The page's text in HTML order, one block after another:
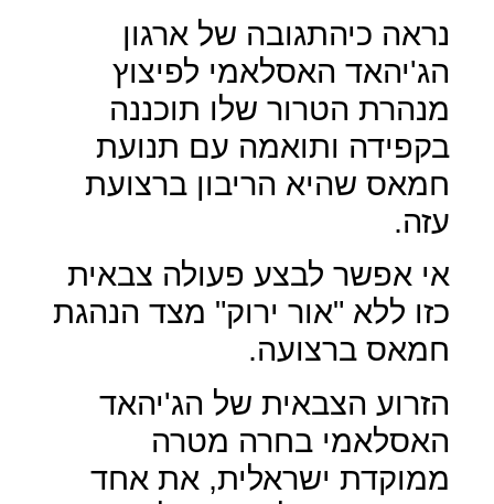
נראה כיהתגובה של ארגון
הג'יהאד האסלאמי לפיצוץ
מנהרת הטרור שלו תוכננה
בקפידה ותואמה עם תנועת
חמאס שהיא הריבון ברצועת
עזה.
אי אפשר לבצע פעולה צבאית
כזו ללא "אור ירוק" מצד הנהגת
חמאס ברצועה.
הזרוע הצבאית של הג'יהאד
האסלאמי בחרה מטרה
ממוקדת ישראלית, את אחד